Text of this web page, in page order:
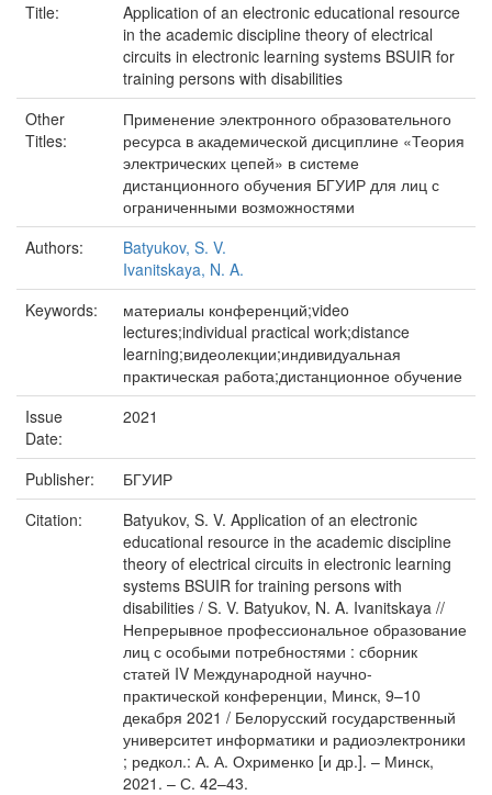
Title:
Application of an electronic educational resource
in the academic discipline theory of electrical
circuits in electronic learning systems BSUIR for
training persons with disabilities
Other
Titles:
Применение электронного образовательного
ресурса в академической дисциплине «Теория
электрических цепей» в системе
дистанционного обучения БГУИР для лиц с
ограниченными возможностями
Authors:
Batyukov, S. V.
Ivanitskaya, N. A.
Keywords:
материалы конференций;video
lectures;individual practical work;distance
learning;видеолекции;индивидуальная
практическая работа;дистанционное обучение
Issue
Date:
2021
Publisher:
БГУИР
Citation:
Batyukov, S. V. Application of an electronic
educational resource in the academic discipline
theory of electrical circuits in electronic learning
systems BSUIR for training persons with
disabilities / S. V. Batyukov, N. A. Ivanitskaya //
Непрерывное профессиональное образование
лиц с особыми потребностями : сборник
статей IV Международной научно-
практической конференции, Минск, 9–10
декабря 2021 / Белорусский государственный
университет информатики и радиоэлектроники
; редкол.: А. А. Охрименко [и др.]. – Минск,
2021. – С. 42–43.